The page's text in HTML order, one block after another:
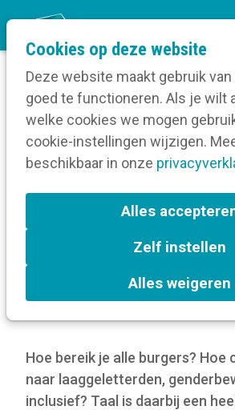
Cookies op deze website
Deze website maakt gebruik
goed te functioneren. Als je wilt
welke cookies we mogen
cookie-instellingen wijzigen.
beschikbaar in onze
Alles
Zelf instellen
Alles weigeren
Home
Blog
Hoe maak je werk van een
Inspiratie uit Oostende.
Hoe maak je werk
taalbeleidsplan?
uit Oostende.
Hoe bereik je alle burgers? Hoe
naar laaggeletterden,
inclusief? Taal is daarbij een